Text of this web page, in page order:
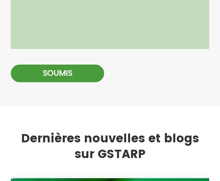
SOUMIS
Dernières nouvelles et blogs
sur GSTARP